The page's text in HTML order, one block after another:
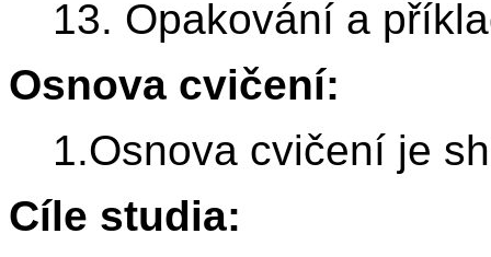
13. Opakování a
Osnova cvičení:
1.Osnova cvičení je
Cíle studia: